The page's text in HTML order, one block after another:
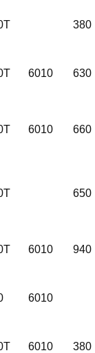
380
6010 630
6010 660
650
6010 940
6010
6010 380